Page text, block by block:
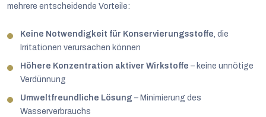
mehrere entscheidende Vorteile:
Keine Notwendigkeit für Konservierungsstoffe, die
Irritationen verursachen können
Höhere Konzentration aktiver Wirkstoffe – keine unnötige
Verdünnung
Umweltfreundliche Lösung – Minimierung des
Wasserverbrauchs